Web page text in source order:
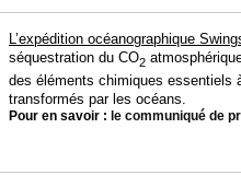
L’expédition océanographique
séquestration du CO2
des éléments chimiques essentiels
transformés par les océans.
Pour en savoir : le communiqué de